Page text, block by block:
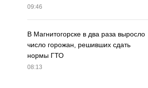
09:46
В Магнитогорске в два раза выросло
число горожан, решивших сдать
нормы ГТО
08:13